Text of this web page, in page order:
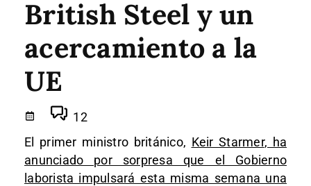
British Steel y un
acercamiento a la
UE
12
El primer ministro británico, Keir Starmer, ha
anunciado por sorpresa que el Gobierno
laborista impulsará esta misma semana una